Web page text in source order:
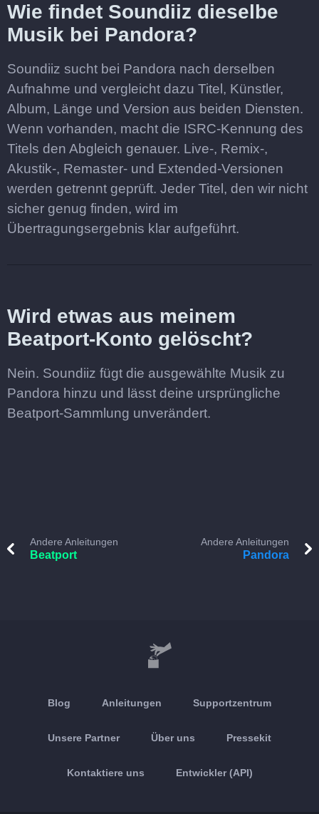
Wie findet Soundiiz dieselbe
Musik bei Pandora?
Soundiiz sucht bei Pandora nach derselben
Aufnahme und vergleicht dazu Titel, Künstler,
Album, Länge und Version aus beiden Diensten.
Wenn vorhanden, macht die ISRC-Kennung des
Titels den Abgleich genauer. Live-, Remix-,
Akustik-, Remaster- und Extended-Versionen
werden getrennt geprüft. Jeder Titel, den wir nicht
sicher genug finden, wird im
Übertragungsergebnis klar aufgeführt.
Wird etwas aus meinem
Beatport-Konto gelöscht?
Nein. Soundiiz fügt die ausgewählte Musik zu
Pandora hinzu und lässt deine ursprüngliche
Beatport-Sammlung unverändert.
Andere Anleitungen
Beatport
Andere Anleitungen
Pandora
Blog Anleitungen Supportzentrum
Unsere Partner Über uns Pressekit
Kontaktiere uns Entwickler (API)